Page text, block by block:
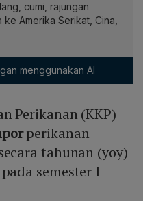
cumi, rajungan
Amerika Serikat, Cina,
menggunakan AI
Perikanan (KKP)
perikanan
tahunan (yoy)
semester I